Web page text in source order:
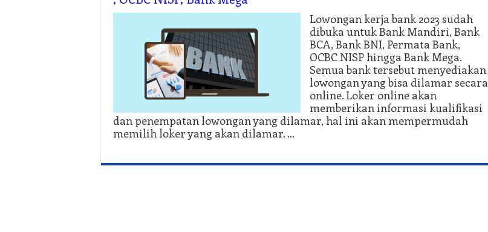
Lowongan kerja bank 2023 sudah
dibuka untuk Bank Mandiri, Bank
BCA, Bank BNI, Permata Bank,
OCBC NISP hingga Bank Mega.
Semua bank tersebut menyediakan
lowongan yang bisa dilamar secara
online. Loker online akan
memberikan informasi kualifikasi
dan penempatan lowongan yang dilamar, hal ini akan mempermudah
memilih loker yang akan dilamar. …